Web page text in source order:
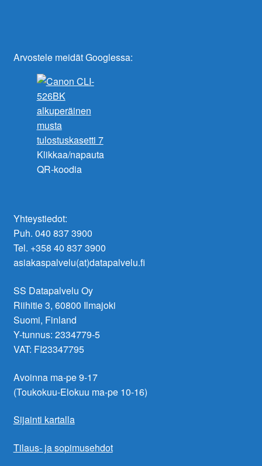
Arvostele meidät Googlessa:
Klikkaa/napauta
QR-koodia
Yhteystiedot:
Puh. 040 837 3900
Tel. +358 40 837 3900
asiakaspalvelu(at)datapalvelu.fi
SS Datapalvelu Oy
Riihitie 3, 60800 Ilmajoki
Suomi, Finland
Y-tunnus: 2334779-5
VAT: FI23347795
Avoinna ma-pe 9-17
(Toukokuu-Elokuu ma-pe 10-16)
Sijainti kartalla
Tilaus- ja sopimusehdot